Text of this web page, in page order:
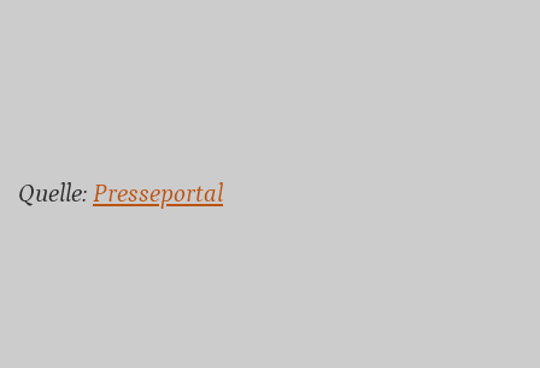
Quelle: Presseportal